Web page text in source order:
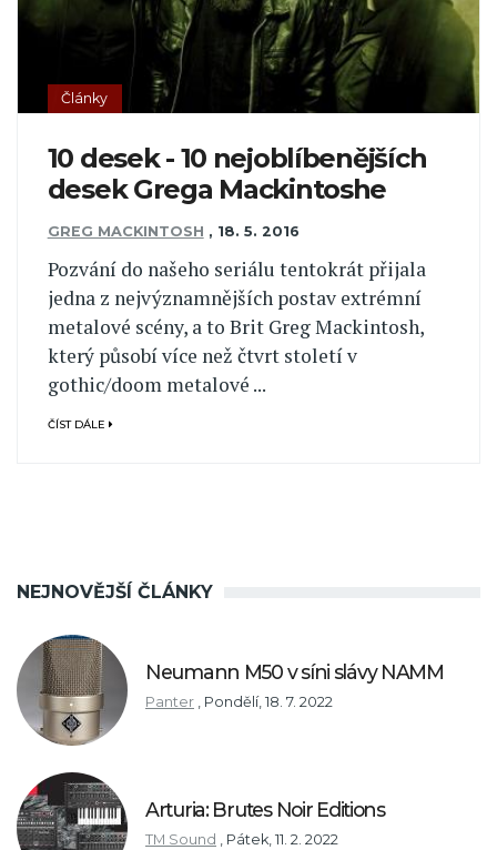
Články
10 desek - 10 nejoblíbenějších
desek Grega Mackintoshe
GREG MACKINTOSH , 18. 5. 2016
Pozvání do našeho seriálu tentokrát přijala
jedna z nejvýznamnějších postav extrémní
metalové scény, a to Brit Greg Mackintosh,
který působí více než čtvrt století v
gothic/doom metalové ...
ČÍST DÁLE
NEJNOVĚJŠÍ ČLÁNKY
Neumann M50 v síni slávy NAMM
Panter , Pondělí, 18. 7. 2022
Arturia: Brutes Noir Editions
TM Sound , Pátek, 11. 2. 2022